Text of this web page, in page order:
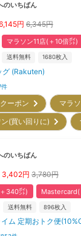
のいちばん
円 6,345円
マラソン11店(＋10倍㌽)
送料無料 1680枚入
グ (Rakuten)
件
ーポン マラ
ン(買い回りに)
のいちばん
3,402円 3,780円
340㌽) Mastercard(
送料無料 896枚入
ム 定期おトク便